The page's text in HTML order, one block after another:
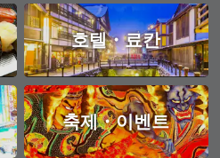
호텔・료칸
축제・이벤트